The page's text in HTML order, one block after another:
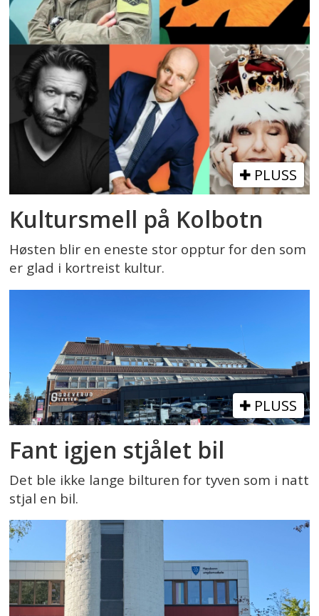
PLUSS
Kultursmell på Kolbotn
Høsten blir en eneste stor opptur for den som
er glad i kortreist kultur.
PLUSS
Fant igjen stjålet bil
Det ble ikke lange bilturen for tyven som i natt
stjal en bil.